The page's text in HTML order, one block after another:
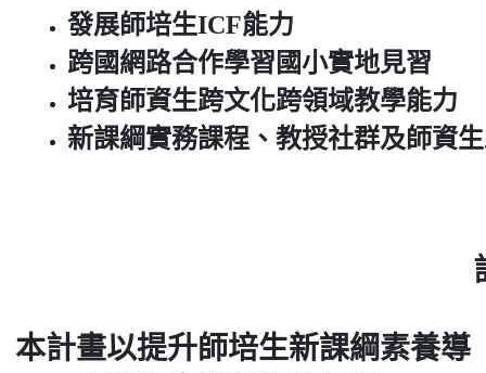
發展師培生ICF能力
跨國網路合作學習國小實地見習
培育師資生跨文化跨領域教學能力
新課綱實務課程、教授社群及師資
本計畫以提升師培生新課綱素養導